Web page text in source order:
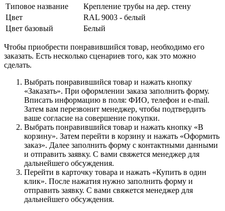
Типовое название
Крепление трубы на дер. стену
Цвет
RAL 9003 - белый
Цвет базовый
Белый
Чтобы приобрести понравившийся товар, необходимо его
заказать. Есть несколько сценариев того, как это можно
сделать.
Выбрать понравившийся товар и нажать кнопку
«Заказать». При оформлении заказа заполнить форму.
Вписать информацию в поля: ФИО, телефон и e-mail.
Затем вам перезвонит менеджер, чтобы подтвердить
ваше согласие на совершение покупки.
Выбрать понравившийся товар и нажать кнопку «В
корзину». Затем перейти в корзину и нажать «Оформить
заказ». Далее заполнить форму с контактными данными
и отправить заявку. С вами свяжется менеджер для
дальнейшего обсуждения.
Перейти в карточку товара и нажать «Купить в один
клик». После нажатия нужно заполнить форму и
отправить заявку. С вами свяжется менеджер для
дальнейшего обсуждения.